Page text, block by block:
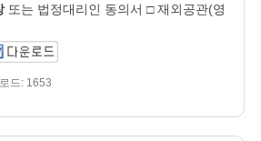
또는 법정대리인 동의서 □ 재외공관(영
드: 1653